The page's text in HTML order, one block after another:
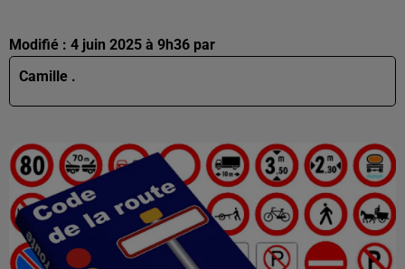
Modifié : 4 juin 2025 à 9h36 par
Camille .